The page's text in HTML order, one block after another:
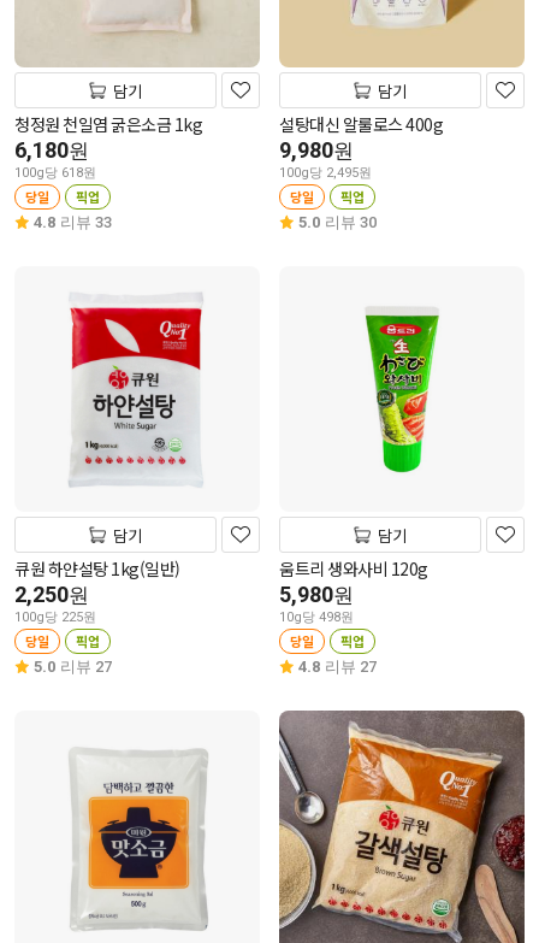
담기
청정원 천일염 굵은소금 1kg
6,180원
100g당 618원
당일 픽업
4.8 리뷰 33
담기
설탕대신 알룰로스 400g
9,980원
100g당 2,495원
당일 픽업
5.0 리뷰 30
담기
큐원 하얀설탕 1kg(일반)
2,250원
100g당 225원
당일 픽업
5.0 리뷰 27
담기
움트리 생와사비 120g
5,980원
10g당 498원
당일 픽업
4.8 리뷰 27